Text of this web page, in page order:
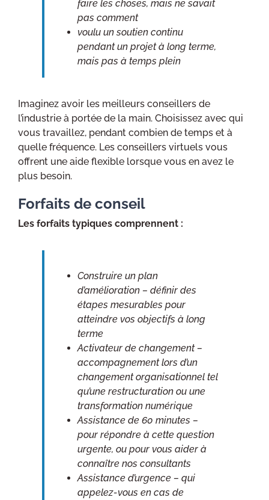
faire les choses, mais ne savait
pas comment
voulu un soutien continu
pendant un projet à long terme,
mais pas à temps plein
Imaginez avoir les meilleurs conseillers de
l’industrie à portée de la main. Choisissez avec qui
vous travaillez, pendant combien de temps et à
quelle fréquence. Les conseillers virtuels vous
offrent une aide flexible lorsque vous en avez le
plus besoin.
Forfaits de conseil
Les forfaits typiques comprennent :
Construire un plan
d’amélioration – définir des
étapes mesurables pour
atteindre vos objectifs à long
terme
Activateur de changement –
accompagnement lors d’un
changement organisationnel tel
qu’une restructuration ou une
transformation numérique
Assistance de 60 minutes –
pour répondre à cette question
urgente, ou pour vous aider à
connaître nos consultants
Assistance d’urgence – qui
appelez-vous en cas de